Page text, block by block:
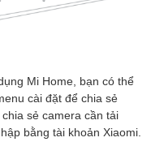
Mi Home, bạn có thể
cài đặt để chia sẻ
sẻ camera cần tải
bằng tài khoản Xiaomi.